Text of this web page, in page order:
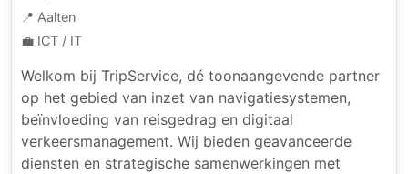
📍 Aalten
💼 ICT / IT
Welkom bij TripService, dé toonaangevende partner
op het gebied van inzet van navigatiesystemen,
beïnvloeding van reisgedrag en digitaal
verkeersmanagement. Wij bieden geavanceerde
diensten en strategische samenwerkingen met